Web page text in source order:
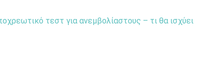
τεστ για ανεμβολίαστους – τι θα ισχύει